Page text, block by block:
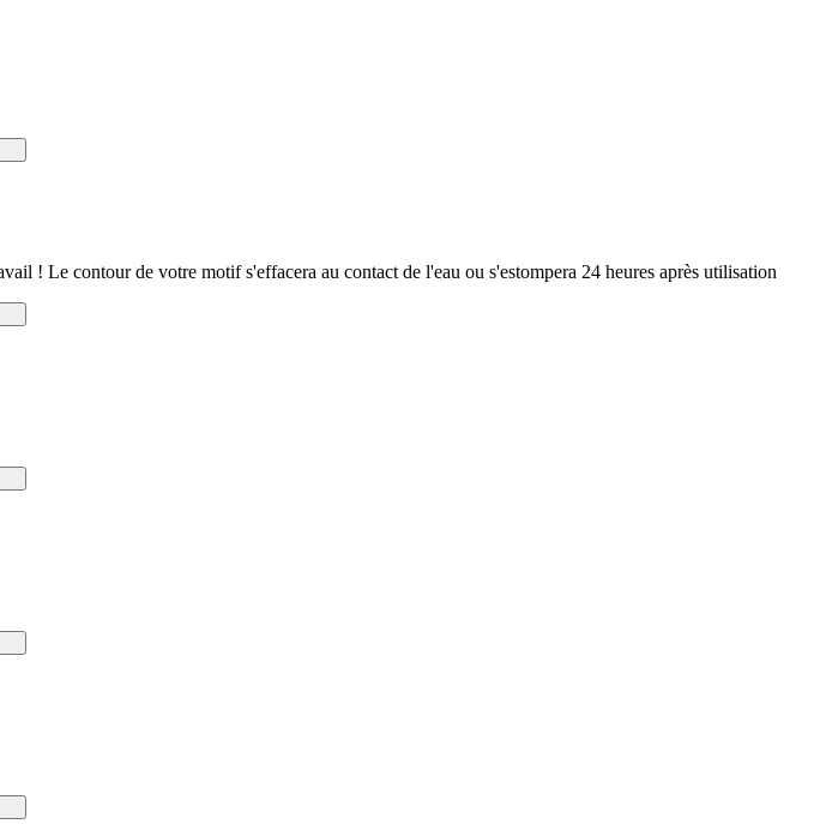
! Le contour de votre motif s'effacera au contact de l'eau ou s'estompera 24 heures après utilisation